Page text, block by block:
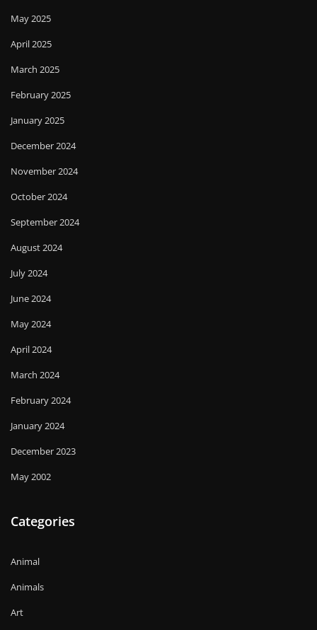
May 2025
April 2025
March 2025
February 2025
January 2025
December 2024
November 2024
October 2024
September 2024
August 2024
July 2024
June 2024
May 2024
April 2024
March 2024
February 2024
January 2024
December 2023
May 2002
Categories
Animal
Animals
Art